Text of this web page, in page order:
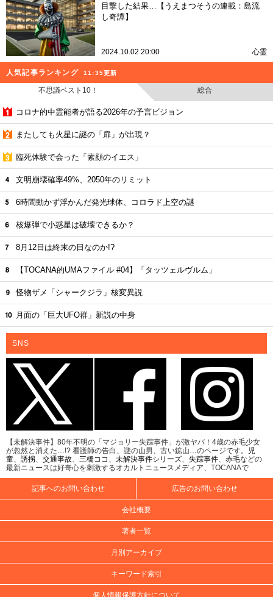
目撃した結果…【うえまつそうの連載：島流
し奇譚】
2024.10.02 20:00 心霊
人気記事ランキング 11:35更新
不思議ベスト10！ 総合
コロナ的中霊能者が語る2026年の予言ビジョン
またしても火星に謎の「扉」が出現？
臨死体験で会った「素顔のイエス」
文明崩壊確率49%、2050年のリミット
6時間動かず浮かんだ発光球体、コロラド上空の謎
核爆弾で小惑星は破壊できるか？
8月12日は終末の日なのか!?
【TOCANA的UMAファイル #04】「タッツェルヴルム」
怪物ザメ「シャークジラ」核変異説
月面の「巨大UFO群」新説の中身
SNS
【未解決事件】80年不明の「マジョリー失踪事件」が激ヤバ！4歳の赤毛少女
が忽然と消えた…!? 看護師の告白、謎の山男、古い鉱山…のページです。
児
童
誘拐 交通事故 三橋ココ 未解決事件シリーズ 失踪事件 赤毛などの
最新ニュースは好奇心を刺激するオカルトニュースメディア、TOCANAで
記事へのお問い合わせ 広告のお問い合わせ
会社概要
著者一覧
月別アーカイブ
キーワード索引
個人情報保護方針について